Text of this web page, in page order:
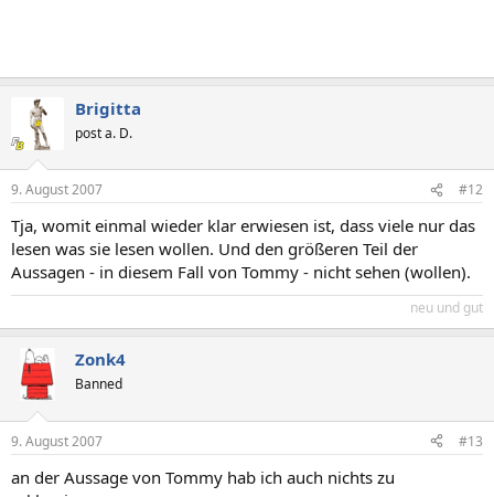
Brigitta
post a. D.
9. August 2007 #12
Tja, womit einmal wieder klar erwiesen ist, dass viele nur das
lesen was sie lesen wollen. Und den größeren Teil der
Aussagen - in diesem Fall von Tommy - nicht sehen (wollen).
neu und gut
Zonk4
Banned
9. August 2007 #13
an der Aussage von Tommy hab ich auch nichts zu